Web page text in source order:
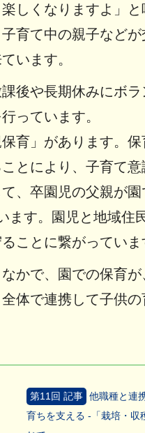
しくなりますよ」
育て中の親子など
います。
後や長期休みにボラ
っています。
育」があります。保
とにより、子育て
、卒園児の父親が
ます。園児と地域住
ことに繋がっていま
かで、園での保育
体で連携して子供の
第11回 記事 他職種と連
育ちを支える -「栽培・収